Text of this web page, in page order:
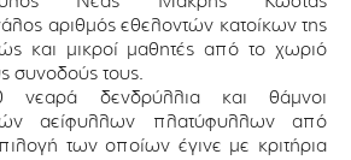
αριθμός εθελοντών κατοίκων της
και μικροί μαθητές από το χωριό
συνοδούς τους.
νεαρά δενδρύλλια και θάμνοι
αείφυλλων πλατύφυλλων από
των οποίων έγινε με κριτήρια